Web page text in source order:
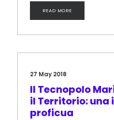
READ MORE
27 May 2018
Il Tecnopolo
il Territorio: una
proficua